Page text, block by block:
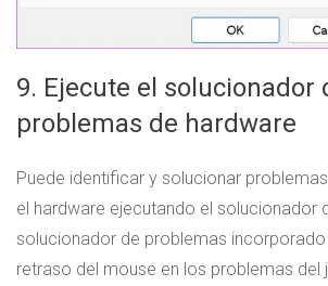
9. Ejecute el solucionador
problemas de hardware
Puede identificar y solucionar
el hardware ejecutando el solucionador
solucionador de problemas
retraso del mouse en los problemas del